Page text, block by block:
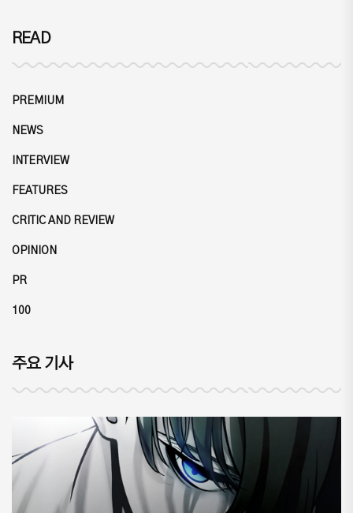
READ
PREMIUM
NEWS
INTERVIEW
FEATURES
CRITIC AND REVIEW
OPINION
PR
100
주요 기사